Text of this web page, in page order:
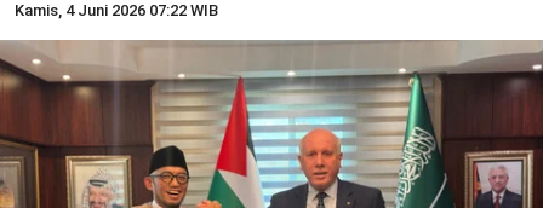
Kamis, 4 Juni 2026 07:22 WIB